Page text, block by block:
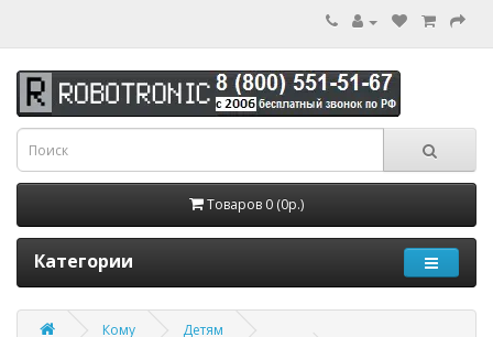
Товаров 0 (0р.)
Категории
Кому
Детям